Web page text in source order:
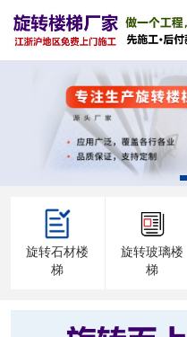
旋转石材楼
梯
旋转玻璃楼
梯